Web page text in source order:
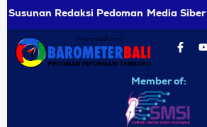
Susunan Redaksi Pedoman Media Siber
Member of: